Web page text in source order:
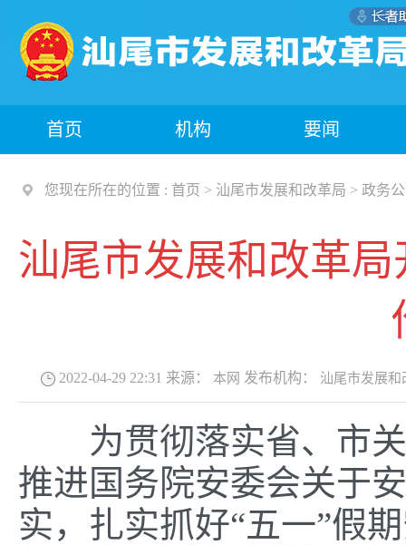
首页 机构 要闻
您现在所在的位置 : 首页 > 汕尾市发展和改革局 > 政务
汕尾市发展和改革
2022-04-29 22:31 来源： 本网 发布机构： 汕尾市发展和
为贯彻落实省、市关
推进国务院安委会关于
实，扎实抓好“五一”假